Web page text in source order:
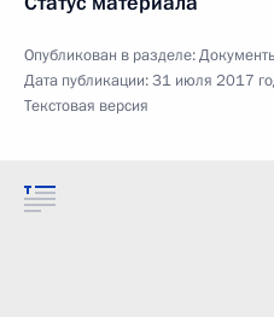
Опубликован в разделе:
Дата публикации:31 июля 2017
Текстовая версия